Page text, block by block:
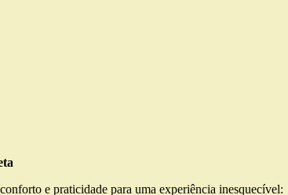
e praticidade para uma experiência inesquecível: